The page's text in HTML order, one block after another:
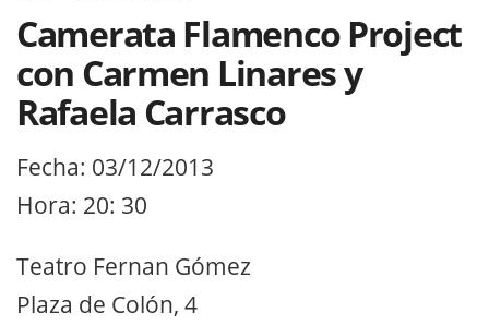
Camerata Flamenco Project
con Carmen Linares y
Rafaela Carrasco
Fecha: 03/12/2013
Hora: 20: 30
Teatro Fernan Gómez
Plaza de Colón, 4